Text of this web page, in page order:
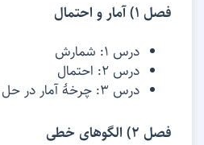
فصل 1) آمار و احتمال
درس 1: شمارش
درس 2: احتمال
درس 3: چرخۀ آمار در حل مسائل
فصل 2) الگوهای خطی